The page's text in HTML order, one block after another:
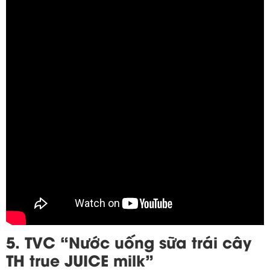
5. TVC “Nước uống sữa trái cây
TH true JUICE milk”